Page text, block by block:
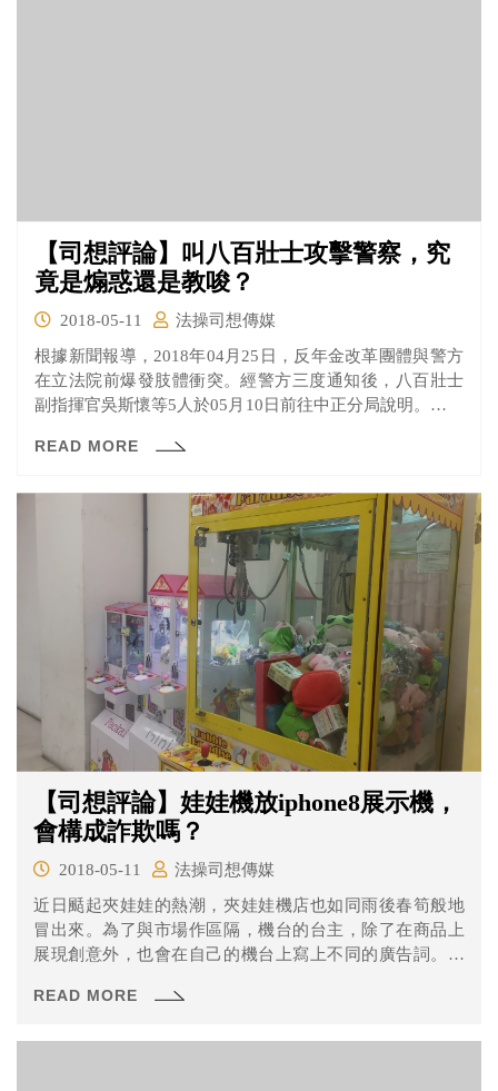
【司想評論】叫八百壯士攻擊警察，究
竟是煽惑還是教唆？
2018-05-11
法操司想傳媒
根據新聞報導，2018年04月25日，反年金改革團體與警方
在立法院前爆發肢體衝突。經警方三度通知後，八百壯士
副指揮官吳斯懷等5人於05月10日前往中正分局說明。警方
嫌煽動群眾，依據煽惑他人犯罪、違反集會遊行法等罪嫌
READ MORE
【司想評論】娃娃機放iphone8展示機，
會構成詐欺嗎？
2018-05-11
法操司想傳媒
近日颳起夾娃娃的熱潮，夾娃娃機店也如同雨後春筍般地
冒出來。為了與市場作區隔，機台的台主，除了在商品上
展現創意外，也會在自己的機台上寫上不同的廣告詞。但
READ MORE